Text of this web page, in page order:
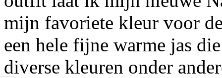
mijn favoriete kleur voor
een hele fijne warme jas
diverse kleuren onder